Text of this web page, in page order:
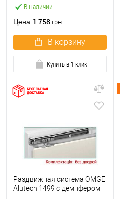
В наличии
Цена 1 758 грн.
В корзину
Купить в 1 клик
Раздвижная система OMGE
Alutech 1499 с демпфером